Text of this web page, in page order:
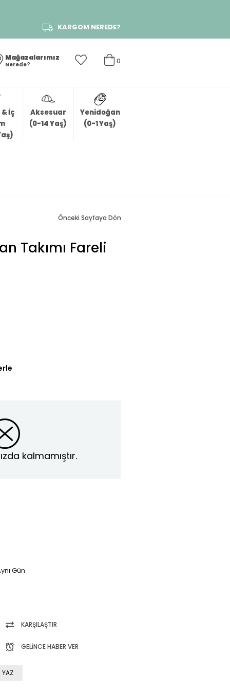
KARGOM NEREDE?
0
Mağazalarımız
Nerede?
İç
Aksesuar
(0-14 Yaş)
Yenidoğan
(0-1 Yaş)
Önceki Sayfaya Dön
Takımı Fareli
kalmamıştır.
Gün
KARŞILAŞTIR
GELINCE HABER VER
YAZ